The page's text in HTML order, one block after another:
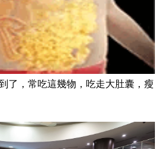
了，常吃這幾物，吃走大肚囊，瘦